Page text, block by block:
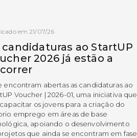
em 21/07/26
candidaturas ao StartUP
2026 já estão a
encontram abertas as candidaturas ao
Voucher | 2026-01, uma iniciativa que
os jovens para a criação do
emprego em áreas de base
apoiando o desenvolvimento
que ainda se encontram em fase